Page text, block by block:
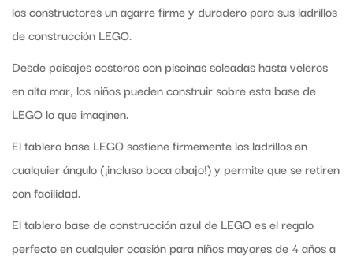
los constructores un agarre firme y duradero para sus ladrillos
de construcción LEGO.
Desde paisajes costeros con piscinas soleadas hasta veleros
en alta mar, los niños pueden construir sobre esta base de
LEGO lo que imaginen.
El tablero base LEGO sostiene firmemente los ladrillos en
cualquier ángulo (¡incluso boca abajo!) y permite que se retiren
con facilidad.
El tablero base de construcción azul de LEGO es el regalo
perfecto en cualquier ocasión para niños mayores de 4 años a